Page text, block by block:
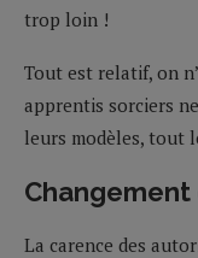
trop loin !
Tout est relatif, on
apprentis sorciers
leurs modèles, tout
La carence des